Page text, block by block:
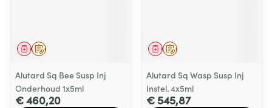
Op voorschrift
Geneesmiddel
Alutard Sq Bee Susp Inj
Onderhoud 1x5ml
€ 460,20
Op voorschrift
Geneesmiddel
Alutard Sq Wasp Susp Inj
Instel. 4x5ml
€ 545,87